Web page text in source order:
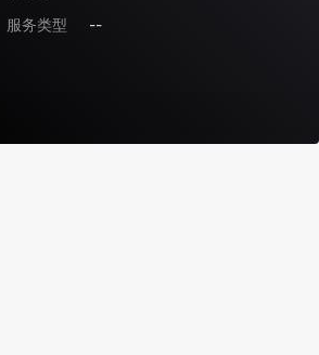
服务类型
--